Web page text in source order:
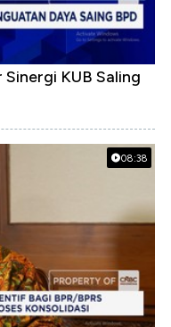
KUB Saling
08:38